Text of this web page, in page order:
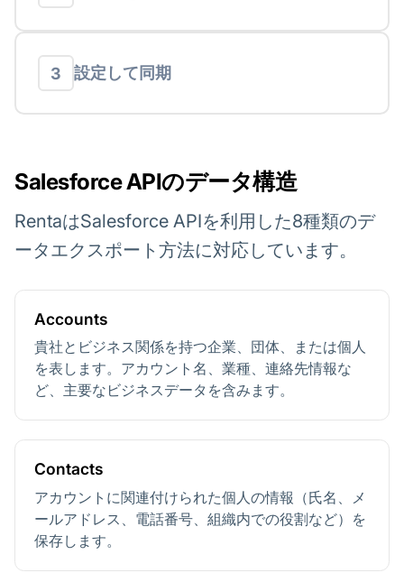
3 設定して同期
Salesforce APIのデータ構造
RentaはSalesforce APIを利用した8種類のデ
ータエクスポート方法に対応しています。
Accounts
貴社とビジネス関係を持つ企業、団体、または個人
を表します。アカウント名、業種、連絡先情報な
ど、主要なビジネスデータを含みます。
Contacts
アカウントに関連付けられた個人の情報（氏名、メ
ールアドレス、電話番号、組織内での役割など）を
保存します。